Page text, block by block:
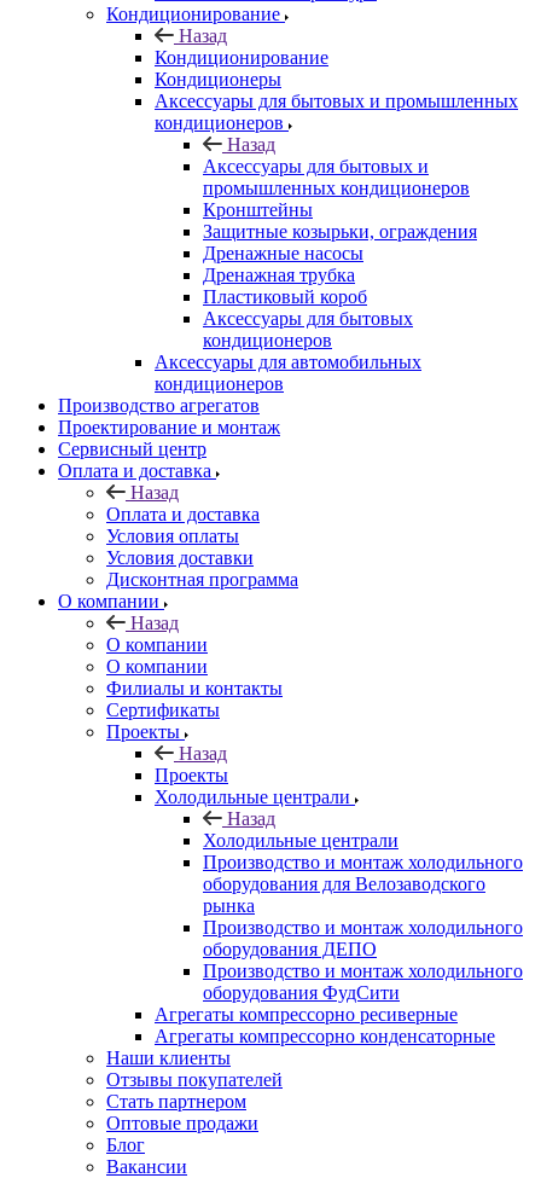
Кондиционирование
Назад
Кондиционирование
Кондиционеры
Аксессуары для бытовых и промышленных
кондиционеров
Назад
Аксессуары для бытовых и
промышленных кондиционеров
Кронштейны
Защитные козырьки, ограждения
Дренажные насосы
Дренажная трубка
Пластиковый короб
Аксессуары для бытовых
кондиционеров
Аксессуары для автомобильных
кондиционеров
Производство агрегатов
Проектирование и монтаж
Сервисный центр
Оплата и доставка
Назад
Оплата и доставка
Условия оплаты
Условия доставки
Дисконтная программа
О компании
Назад
О компании
О компании
Филиалы и контакты
Сертификаты
Проекты
Назад
Проекты
Холодильные централи
Назад
Холодильные централи
Производство и монтаж холодильного
оборудования для Велозаводского
рынка
Производство и монтаж холодильного
оборудования ДЕПО
Производство и монтаж холодильного
оборудования ФудСити
Агрегаты компрессорно ресиверные
Агрегаты компрессорно конденсаторные
Наши клиенты
Отзывы покупателей
Стать партнером
Оптовые продажи
Блог
Вакансии